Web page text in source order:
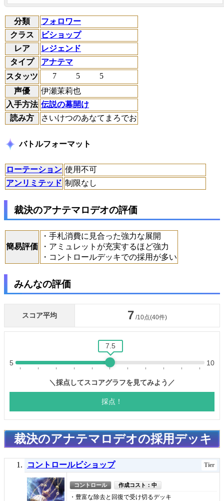
分類
フォロワー
クラス
ビショップ
レア
レジェンド
タイプ
アナテマ
スタッツ
7 5
5
声優
伊瀬茉莉也
入手方法 伝説の幕開け
読み方
さいけつのあなてまろでお
バトルフォーマット
ローテーション 使用不可
アンリミテッド 制限なし
裁決のアナテマロデオの評価
簡易評価
・手札消費に見合った強力な展開
・アミュレットが充実するほど強力
・コントロールデッキでの採用が多い
みんなの評価
裁決のアナテマロデオの採用デッキ
コントロールビショップ Tier
コントロール 作成コスト：中
・豊富な除去と回復で受け切るデッキ